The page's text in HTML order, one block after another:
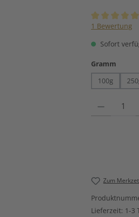
1 Bewertung
Sofort
Gramm
100g
Produkt
Zum
Lieferzeit: 1-3